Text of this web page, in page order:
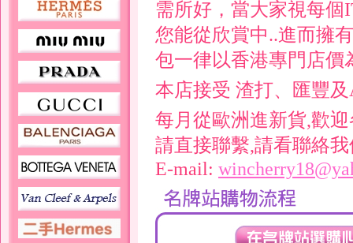
需所好，當大家視每個
您能從欣賞中..進而擁
包一律以香港專門店價
本店接受 渣打、匯豐
每月從歐洲進新貨,歡
請直接聯繫,請看聯絡
E-mail: